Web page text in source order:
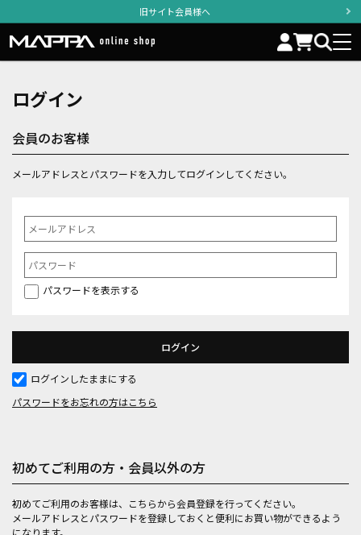
旧サイト会員様へ
ログイン
会員のお客様
メールアドレスとパスワードを入力してログインしてください。
パスワードを表示する
ログインしたままにする
パスワードをお忘れの方はこちら
初めてご利用の方・会員以外の方
初めてご利用のお客様は、こちらから会員登録を行ってください。
メールアドレスとパスワードを登録しておくと便利にお買い物ができるよう